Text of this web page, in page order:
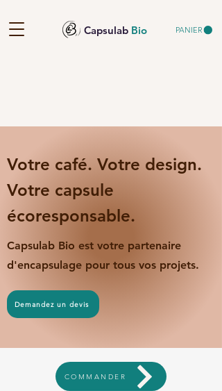
Capsulab Bio PANIER
Votre café. Votre design.
Votre capsule
écoresponsable.
Capsulab Bio est votre partenaire
d'encapsulage pour tous vos projets.
Demandez un devis
COMMANDER